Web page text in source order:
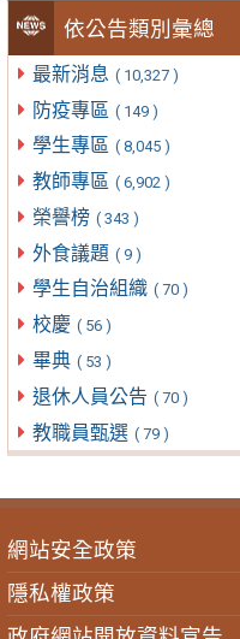
依公告類別彙總
最新消息 ( 10,327 )
防疫專區 ( 149 )
學生專區 ( 8,045 )
教師專區 ( 6,902 )
榮譽榜 ( 343 )
外食議題 ( 9 )
學生自治組織 ( 70 )
校慶 ( 56 )
畢典 ( 53 )
退休人員公告 ( 70 )
教職員甄選 ( 79 )
網站安全政策
隱私權政策